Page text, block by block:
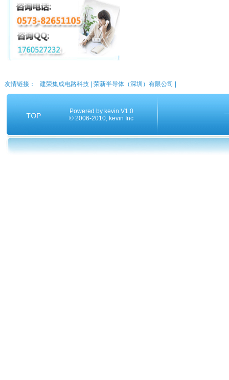
友情链接： 建荣集成电路科技 荣新半导体（深圳）有限公司
Powered by kevin V1.0
© 2006-2010, kevin Inc